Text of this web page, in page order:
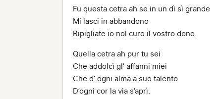
Fu questa cetra ah se in un dì sì grande
Mi lasci in abbandono
Ripigliate io nol curo il vostro dono.
Quella cetra ah pur tu sei
Che addolcì gl’ affanni miei
Che d’ ogni alma a suo talento
D’ogni cor la via s’aprì.